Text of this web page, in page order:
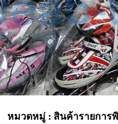
หมวดหมู่ : สินค้ารายการพิ